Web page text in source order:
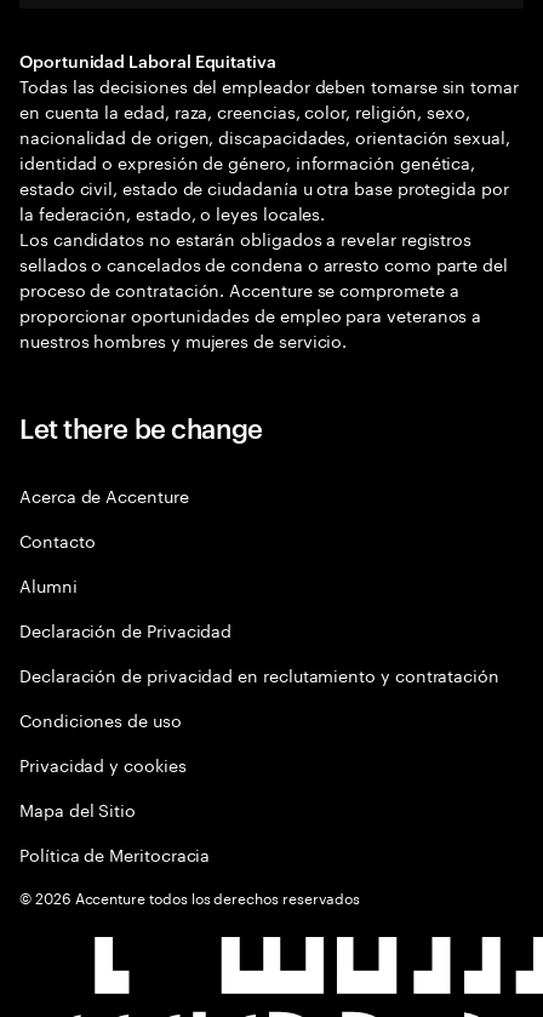
Oportunidad Laboral Equitativa
Todas las decisiones del empleador deben tomarse sin tomar
en cuenta la edad, raza, creencias, color, religión, sexo,
nacionalidad de origen, discapacidades, orientación sexual,
identidad o expresión de género, información genética,
estado civil, estado de ciudadanía u otra base protegida por
la federación, estado, o leyes locales.
Los candidatos no estarán obligados a revelar registros
sellados o cancelados de condena o arresto como parte del
proceso de contratación. Accenture se compromete a
proporcionar oportunidades de empleo para veteranos a
nuestros hombres y mujeres de servicio.
Let there be change
Acerca de Accenture
Contacto
Alumni
Declaración de Privacidad
Declaración de privacidad en reclutamiento y contratación
Condiciones de uso
Privacidad y cookies
Mapa del Sitio
Política de Meritocracia
©2026 Accenture todos los derechos reservados